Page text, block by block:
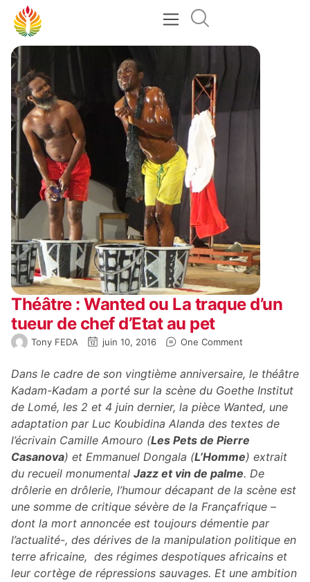
Théâtre : Wanted ou La traque d’un
tueur de chef d’Etat au pet
Tony FEDA juin 10, 2016 One Comment
Dans le cadre de son vingtième anniversaire, le théâtre
Kadam-Kadam a porté sur la scène du Goethe Institut
de Lomé, les 2 et 4 juin dernier, la pièce Wanted, une
adaptation par Luc Koubidina Alanda des textes de
l’écrivain Camille Amouro (Les Pets de Pierre
Casanova) et Emmanuel Dongala (L’Homme) extrait
du recueil monumental Jazz et vin de palme. De
drôlerie en drôlerie, l’humour décapant de la scène est
une somme de critique sévère de la Françafrique –
dont la mort annoncée est toujours démentie par
l’actualité-, des dérives de la manipulation politique en
terre africaine, des régimes despotiques africains et
leur cortège de répressions sauvages. Et une ambition